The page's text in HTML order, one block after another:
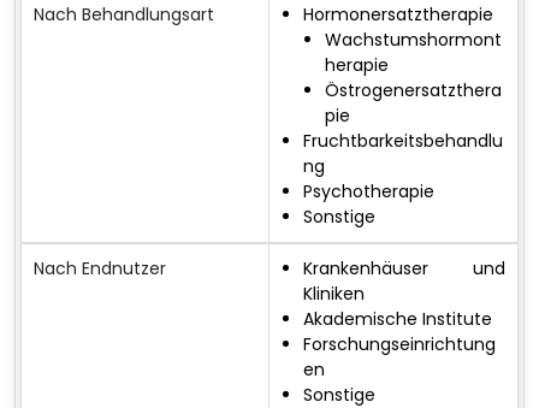
Nach Behandlungsart
Hormonersatztherapie
Wachstumshormont
herapie
Östrogenersatzthera
pie
Fruchtbarkeitsbehandlu
ng
Psychotherapie
Sonstige
Nach Endnutzer
Krankenhäuser und
Kliniken
Akademische Institute
Forschungseinrichtung
en
Sonstige